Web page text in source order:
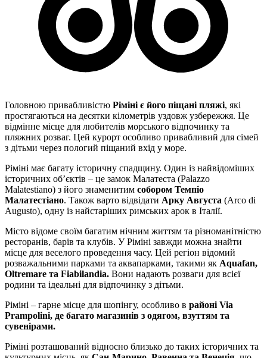
Головною привабливістю Ріміні є його піщані пляжі, які
простягаються на десятки кілометрів уздовж узбережжя. Це
відмінне місце для любителів морського відпочинку та
пляжних розваг. Цей курорт особливо привабливий для сімей
з дітьми через пологий піщаний вхід у море.
Ріміні має багату історичну спадщину. Один із найвідоміших
історичних об’єктів – це замок Малатеста (Palazzo
Malatestiano) з його знаменитим собором Темпіо
Малатестіано. Також варто відвідати Арку Августа (Arco di
Augusto), одну із найстаріших римських арок в Італії.
Місто відоме своїм багатим нічним життям та різноманітністю
ресторанів, барів та клубів. У Ріміні завжди можна знайти
місце для веселого проведення часу. Цей регіон відомий
розважальними парками та аквапарками, такими як Aquafan,
Oltremare та Fiabilandia. Вони надають розваги для всієї
родини та ідеальні для відпочинку з дітьми.
Ріміні – гарне місце для шопінгу, особливо в районі Via
Prampolini, де багато магазинів з одягом, взуттям та
сувенірами.
Ріміні розташований відносно близько до таких історичних та